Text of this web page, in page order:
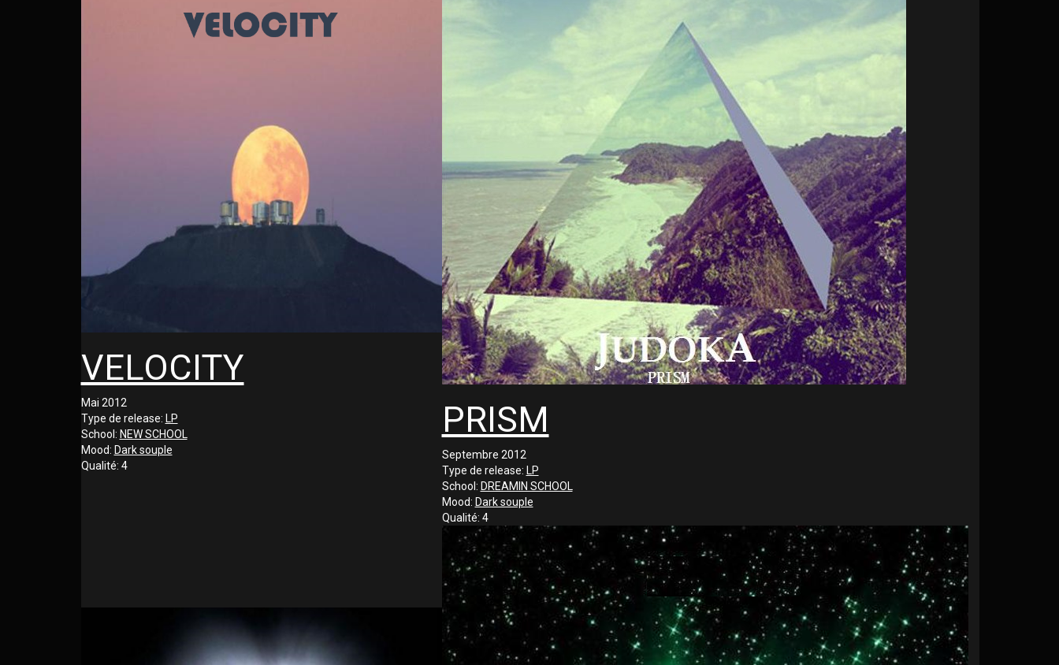
VELOCITY
Mai 2012
Type de release: LP
School: NEW SCHOOL
Mood: Dark souple
Qualité: 4
PRISM
Septembre 2012
Type de release: LP
School: DREAMIN SCHOOL
Mood: Dark souple
Qualité: 4